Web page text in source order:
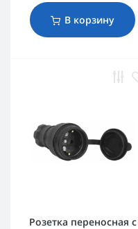
В корзину
Розетка переносная с